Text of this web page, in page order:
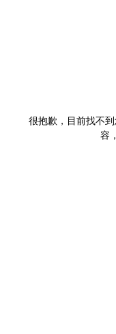
很抱歉，目前找不
容